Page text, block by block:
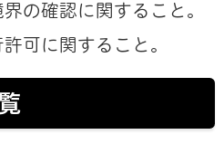
の確認に関すること。
可に関すること。